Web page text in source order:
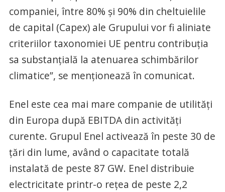
companiei, între 80% şi 90% din cheltuielile
de capital (Capex) ale Grupului vor fi aliniate
criteriilor taxonomiei UE pentru contribuţia
sa substanţială la atenuarea schimbărilor
climatice”, se menţionează în comunicat.
Enel este cea mai mare companie de utilităţi
din Europa după EBITDA din activităţi
curente. Grupul Enel activează în peste 30 de
ţări din lume, având o capacitate totală
instalată de peste 87 GW. Enel distribuie
electricitate printr-o reţea de peste 2,2